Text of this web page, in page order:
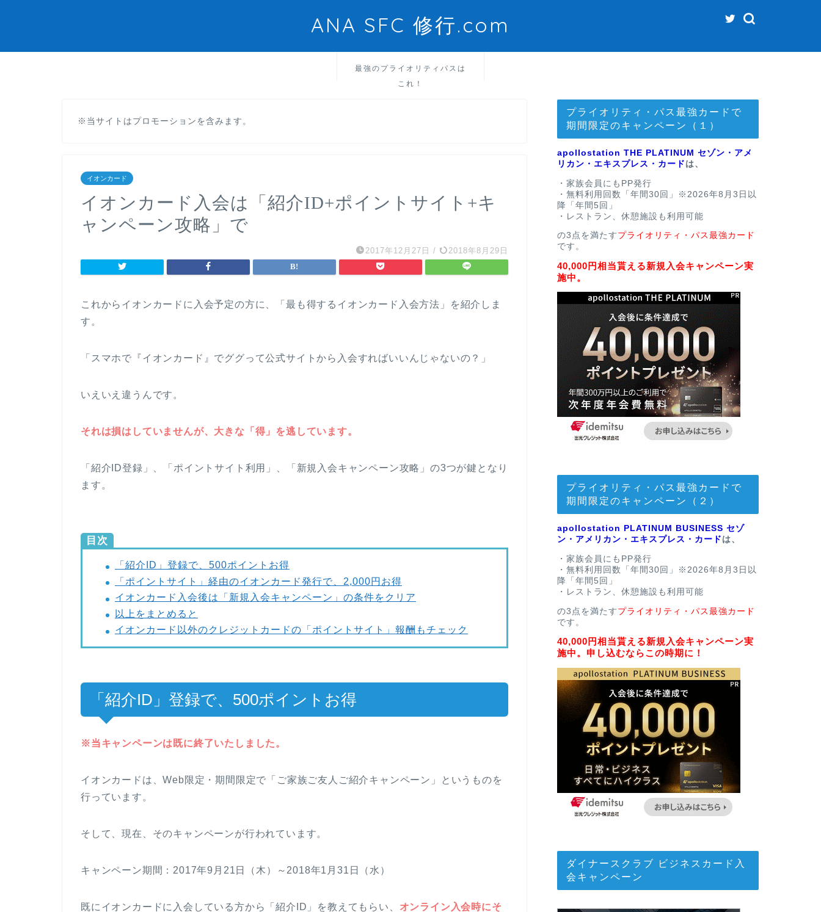
ANA SFC 修行.com
最強のプライオリティパスは
これ！
※当サイトはプロモーションを含みます。
イオンカード
イオンカード入会は「紹介ID+ポイントサイト+キ
ャンペーン攻略」で
2017年12月27日 / 2018年8月29日
これからイオンカードに入会予定の方に、「最も得するイオンカード入会方法」を紹介しま
す。
「スマホで『イオンカード』でググって公式サイトから入会すればいいんじゃないの？」
いえいえ違うんです。
それは損はしていませんが、大きな「得」を逃しています。
「紹介ID登録」、「ポイントサイト利用」、「新規入会キャンペーン攻略」の3つが鍵となり
ます。
目次
「紹介ID」登録で、500ポイントお得
「ポイントサイト」経由のイオンカード発行で、2,000円お得
イオンカード入会後は「新規入会キャンペーン」の条件をクリア
以上をまとめると
イオンカード以外のクレジットカードの「ポイントサイト」報酬もチェック
「紹介ID」登録で、500ポイントお得
※当キャンペーンは既に終了いたしました。
イオンカードは、Web限定・期間限定で「ご家族ご友人ご紹介キャンペーン」というものを
行っています。
そして、現在、そのキャンペーンが行われています。
キャンペーン期間：2017年9月21日（木）～2018年1月31日（水）
既にイオンカードに入会している方から「紹介ID」を教えてもらい、 オンライン入会時にそ
プライオリティ・パス最強カードで
期間限定のキャンペーン（１）
apollostation THE PLATINUM セゾン・アメ
リカン・エキスプレス・カード は、
・家族会員にもPP発行
・無料利用回数「年間30回」※2026年8月3日以
降「年間5回」
・レストラン、休憩施設も利用可能
の3点を満たす プライオリティ・パス最強カード
です。
40,000円相当貰える新規入会キャンペーン実
施中。
プライオリティ・パス最強カードで
期間限定のキャンペーン（２）
apollostation PLATINUM BUSINESS セゾ
ン・アメリカン・エキスプレス・カード は、
・家族会員にもPP発行
・無料利用回数「年間30回」※2026年8月3日以
降「年間5回」
・レストラン、休憩施設も利用可能
の3点を満たす プライオリティ・パス最強カード
です。
40,000円相当貰える新規入会キャンペーン実
施中。申し込むならこの時期に！
ダイナースクラブ ビジネスカード入
会キャンペーン